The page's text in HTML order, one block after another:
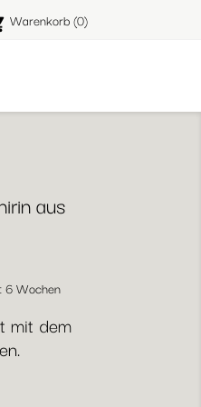
Warenkorb(0)
aus
6 Wochen
mit dem